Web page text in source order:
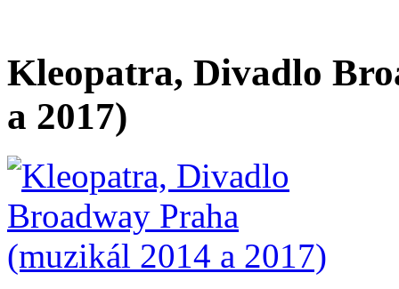
Kleopatra, Divadlo
a 2017)